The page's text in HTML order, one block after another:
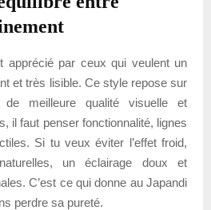
apprécié par ceux qui veulent un
et très lisible. Ce style repose sur
de meilleure qualité visuelle et
il faut penser fonctionnalité, lignes
Si tu veux éviter l’effet froid,
un éclairage doux et
C’est ce qui donne au Japandi
perdre sa pureté.